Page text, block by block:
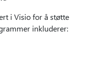
i Visio for å støtte
inkluderer: